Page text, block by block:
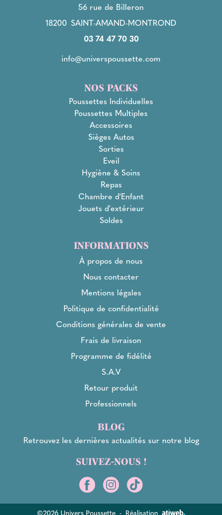
56 rue de Billeron
18200 SAINT-AMAND-MONTROND
03 74 47 70 30
info@universpoussette.com
NOS PACKS
Poussettes Individuelles
Poussettes Multiples
Accessoires
Sièges Autos
Sorties
Eveil
Hygiène & Soins
Repas
Chambre d'Enfant
Jouets d'extérieur
Soldes
INFORMATIONS
À propos de nous
Nous contacter
Mentions légales
Politique de confidentialité
Conditions générales de vente
Frais de livraison
Programme de fidélité
S.A.V
Retour produit
Professionnels
BLOG
Retrouvez les dernières actualités sur notre blog
SUIVEZ-NOUS !
©2026 Univers Poussette - Réalisation